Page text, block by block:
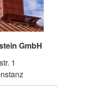
GmbH
1